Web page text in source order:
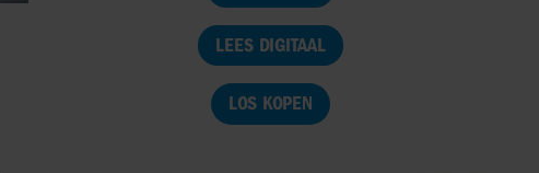
LEES DIGITAAL
LOS KOPEN